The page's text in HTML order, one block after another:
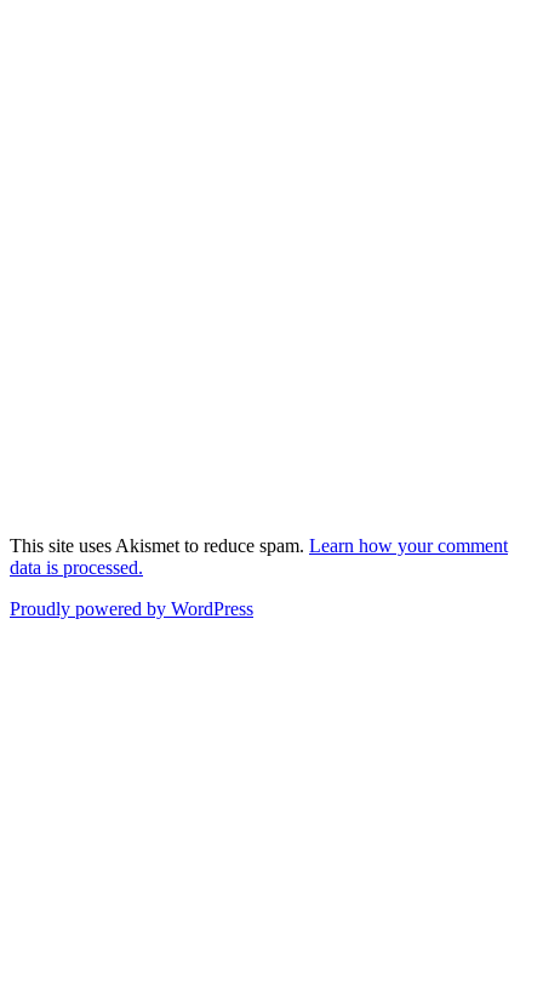
This site uses Akismet to reduce spam. Learn how your comment
data is processed.
Proudly powered by WordPress